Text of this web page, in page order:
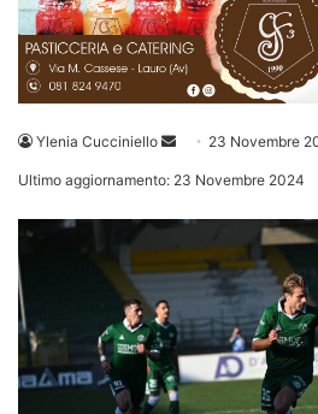
Ylenia Cucciniello
Invia 23 Novembre
Ultimo aggiornamento: 23 Novembre 2024